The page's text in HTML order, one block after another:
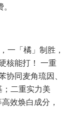
一「橘」制胜，
核能打！ ​​​​一重
同麦角琉因、
二重实力美
效焕白成分，